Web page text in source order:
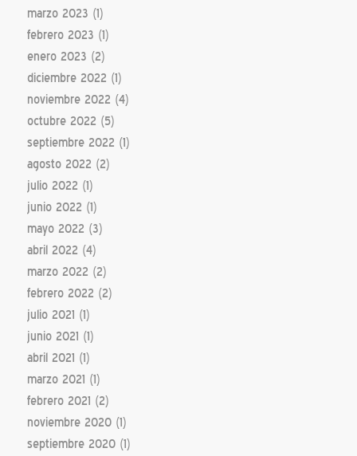
marzo 2023 (1)
febrero 2023 (1)
enero 2023 (2)
diciembre 2022 (1)
noviembre 2022 (4)
octubre 2022 (5)
septiembre 2022 (1)
agosto 2022 (2)
julio 2022 (1)
junio 2022 (1)
mayo 2022 (3)
abril 2022 (4)
marzo 2022 (2)
febrero 2022 (2)
julio 2021 (1)
junio 2021 (1)
abril 2021 (1)
marzo 2021 (1)
febrero 2021 (2)
noviembre 2020(1)
septiembre 2020(1)